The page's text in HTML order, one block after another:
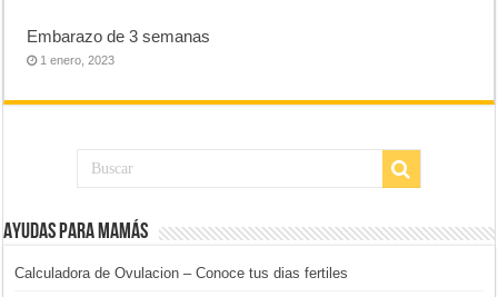
Embarazo de 3 semanas
1 enero, 2023
Ayudas para mamás
Calculadora de Ovulacion – Conoce tus dias fertiles